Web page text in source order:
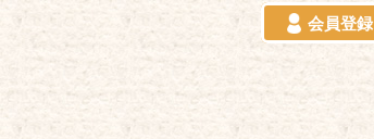
会員登録